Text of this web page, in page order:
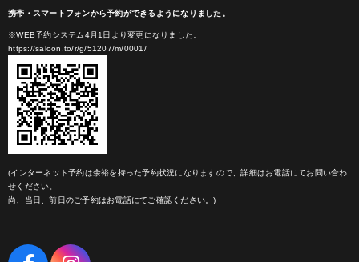
携帯・スマートフォンから予約ができるようになりました。
※WEB予約システム4月1日より変更になりました。
https://saloon.to/r/g/51207/m/0001/
(インターネット予約は余裕を持った予約状況になりますので、詳細はお電話にてお問い合わ
せください。
尚、当日、前日のご予約はお電話にてご確認ください。)